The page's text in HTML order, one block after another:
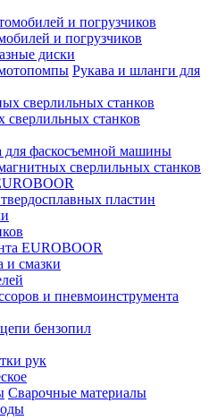
и погрузчиков
диски
Рукава и шланги для
сверлильных станков
для фаскосъемной машины
сверлильных станков
пластин
EUROBOOR
и смазки
и пневмоинструмента
бензопил
рук
Сварочные материалы